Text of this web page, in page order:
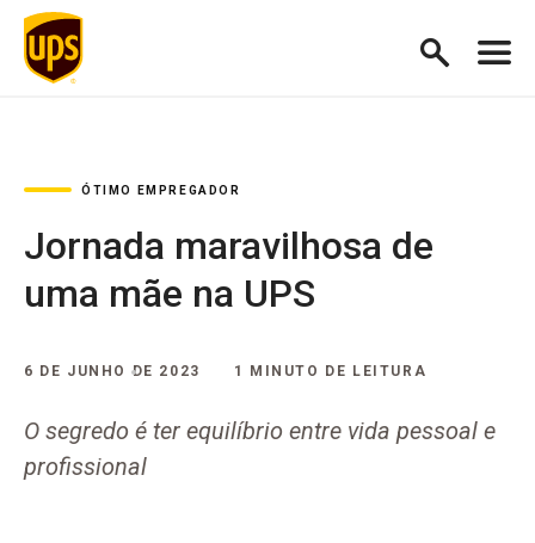
ÓTIMO EMPREGADOR
Jornada maravilhosa de
uma mãe na UPS
6 DE JUNHO DE 2023 1 MINUTO DE LEITURA
O segredo é ter equilíbrio entre vida pessoal e
profissional